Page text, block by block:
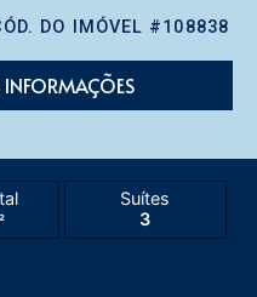
DO IMÓVEL #108838
Suítes
3